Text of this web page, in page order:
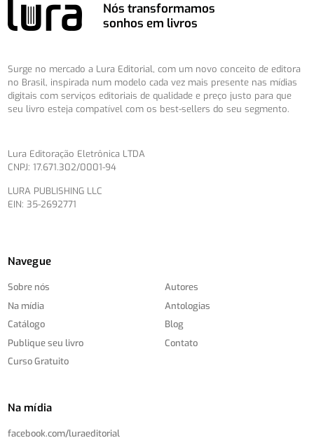
Nós transformamos
sonhos em livros
Surge no mercado a Lura Editorial, com um novo conceito de editora
no Brasil, inspirada num modelo cada vez mais presente nas mídias
digitais com serviços editoriais de qualidade e preço justo para que
seu livro esteja compatível com os best-sellers do seu segmento.
Lura Editoração Eletrônica LTDA
CNPJ: 17.671.302/0001-94
LURA PUBLISHING LLC
EIN: 35-2692771
Navegue
Sobre nós
Na mídia
Catálogo
Publique seu livro
Curso Gratuito
Autores
Antologias
Blog
Contato
Na mídia
facebook.com/luraeditorial